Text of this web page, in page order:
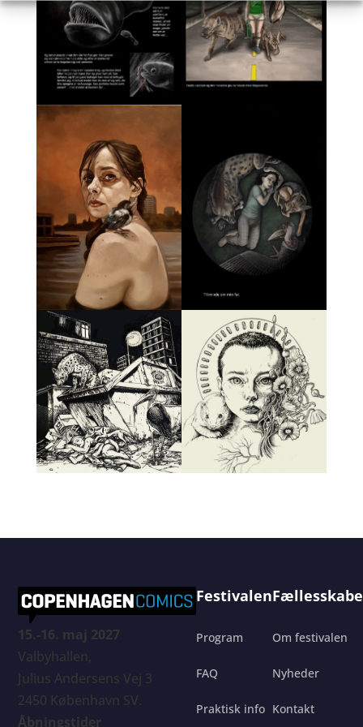
15.-16. maj 2027
Valbyhallen,
Julius Andersens Vej 3
2450 København SV.
Åbningstider
Festivalen
Program
FAQ
Praktisk info
Om festivalen
Nyheder
Kontakt